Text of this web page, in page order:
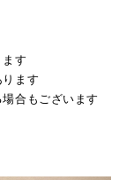
す
ります
合もございます